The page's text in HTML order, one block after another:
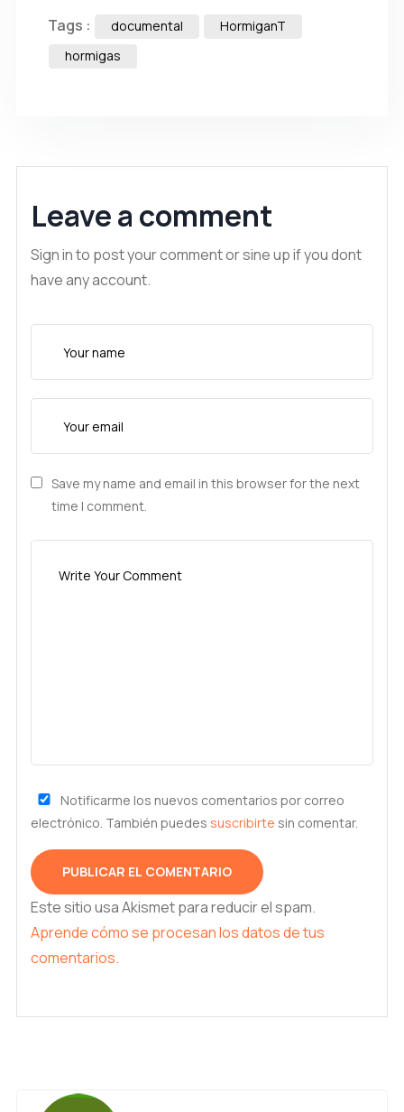
Tags : documental
HormiganT
hormigas
Leave a comment
Sign in to post your comment or sine up if you dont
have any account.
Save my name and email in this browser for the next
time I comment.
Notificarme los nuevos comentarios por correo
electrónico. También puedes suscribirte sin comentar.
Este sitio usa Akismet para reducir el spam.
Aprende cómo se procesan los datos de tus
comentarios.